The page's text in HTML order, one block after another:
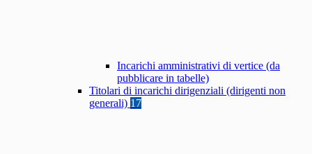
Incarichi amministrativi di vertice (da
pubblicare in tabelle)
Titolari di incarichi dirigenziali (dirigenti non
generali) 17